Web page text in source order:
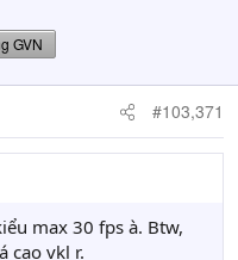
GVN
#103,371
max 30 fps à. Btw,
cao vkl r.